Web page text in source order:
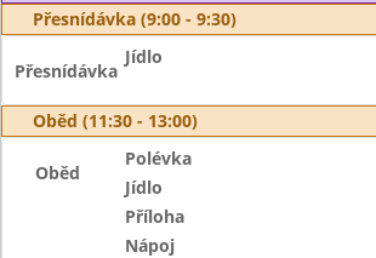
Přesnídávka (9:00 - 9:30)
Přesnídávka
Jídlo
Oběd (11:30 - 13:00)
Oběd
Polévka
Jídlo
Příloha
Nápoj